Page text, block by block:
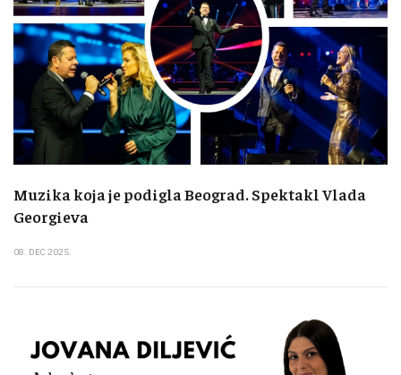
Muzika koja je podigla Beograd. Spektakl Vlada
Georgieva
08. DEC 2025.